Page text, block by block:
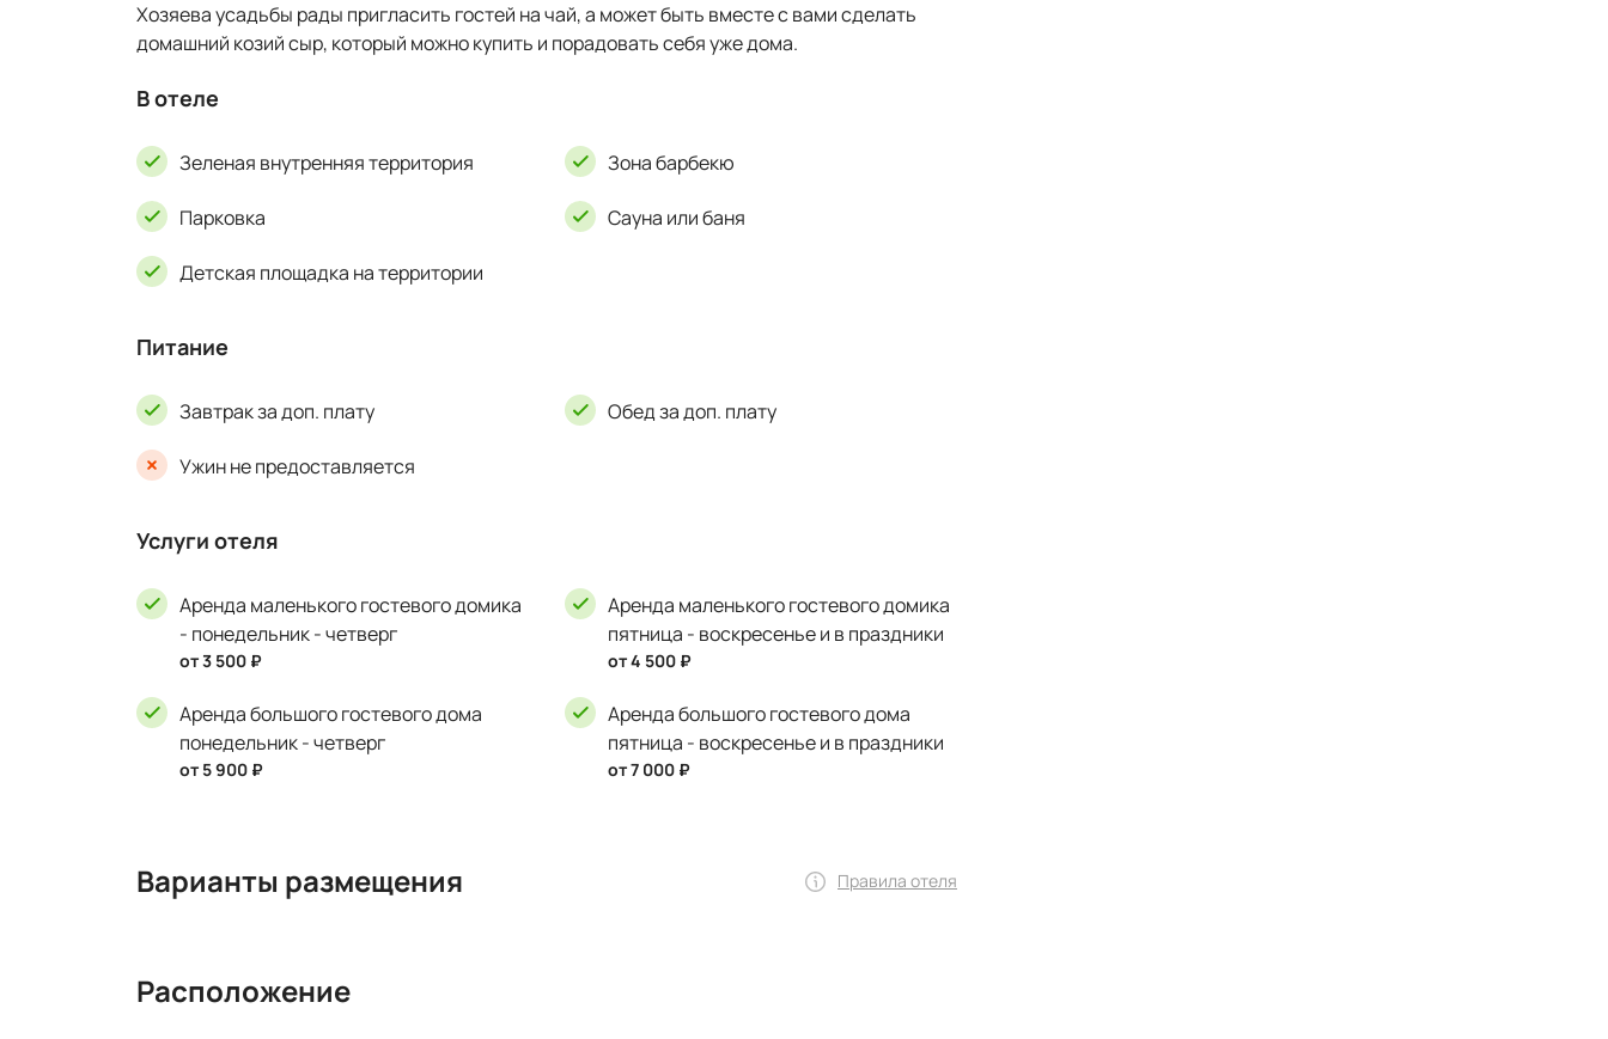
Хозяева усадьбы рады пригласить гостей на чай, а может быть вместе с вами сделать
домашний козий сыр, который можно купить и порадовать себя уже дома.
В отеле
Зеленая внутренняя территория Зона барбекю
Парковка Сауна или баня
Детская площадка на территории
Питание
Завтрак за доп. плату Обед за доп. плату
Ужин не предоставляется
Услуги отеля
Аренда маленького гостевого домика
- понедельник - четверг
от 3 500 ₽
Аренда маленького гостевого домика
пятница - воскресенье и в праздники
от 4 500 ₽
Аренда большого гостевого дома
понедельник - четверг
от 5 900 ₽
Аренда большого гостевого дома
пятница - воскресенье и в праздники
от 7 000 ₽
Варианты размещения Правила отеля
Расположение